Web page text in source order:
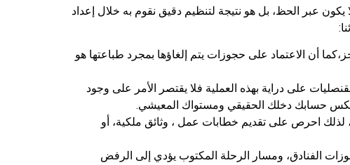
عبر الحظ، بل هو نتيجة لتنظيم دقيق نقوم به خلال إعداد
أن الاعتماد على حجوزات يتم إلغاؤها بمجرد طباعتها هو
على دراية بهذه العملية فلا يقتصر الأمر على وجود
حسابك دخلك الحقيقي ومستواك المعيشي.
لذلك احرص على تقديم خطابات عمل ، وثائق ملكية، أو
الفنادق، ومسار الرحلة المكتوب يؤدي إلى الرفض